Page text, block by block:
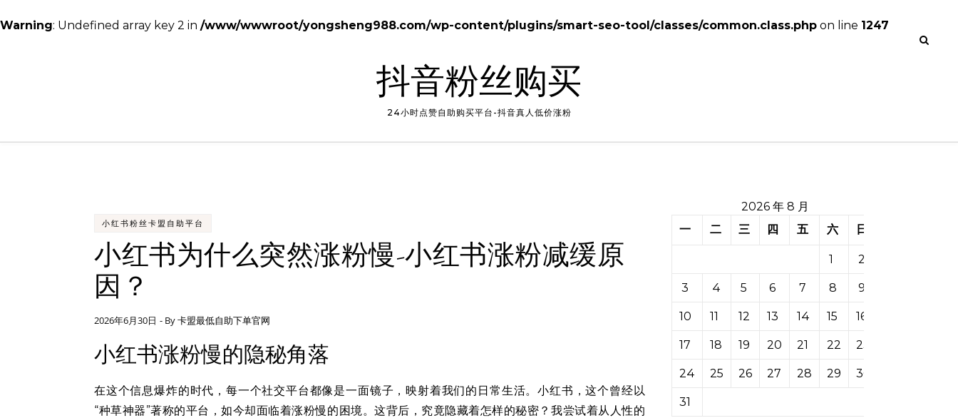
Warning: Undefined array key 2 in /www/wwwroot/yongsheng988.com/wp-content/plugins/smart-seo-tool/classes/common.class.php on line 1247
抖音粉丝购买
24小时点赞自助购买平台-抖音真人低价涨粉
小红书粉丝卡盟自助平台
小红书为什么突然涨粉慢-小红书涨粉减缓原
因？
2026年6月30日 - By卡盟最低自助下单官网
小红书涨粉慢的隐秘角落
在这个信息爆炸的时代，每一个社交平台都像是一面镜子，映射着我们的日常生活。小红书，这个曾经以
“种草神器”著称的平台，如今却面临着涨粉慢的困境。这背后，究竟隐藏着怎样的秘密？我尝试着从人性的
2026 年 8 月
一
二 三 四 五 六 日
1 2
3 4 5 6 7 8 9
10 11 12 13 14 15 16
17 18 19 20 21 22 23
24 25 26 27 28 29 30
31